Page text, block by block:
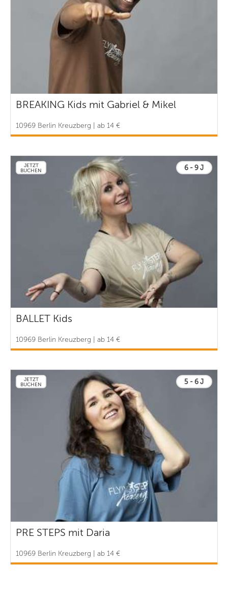
BREAKING Kids mit Gabriel & Mikel
10969 Berlin Kreuzberg | ab 14 €
JETZT
BUCHEN
6 - 9 J
BALLET Kids
10969 Berlin Kreuzberg | ab 14 €
JETZT
BUCHEN
5 - 6 J
PRE STEPS mit Daria
10969 Berlin Kreuzberg | ab 14 €